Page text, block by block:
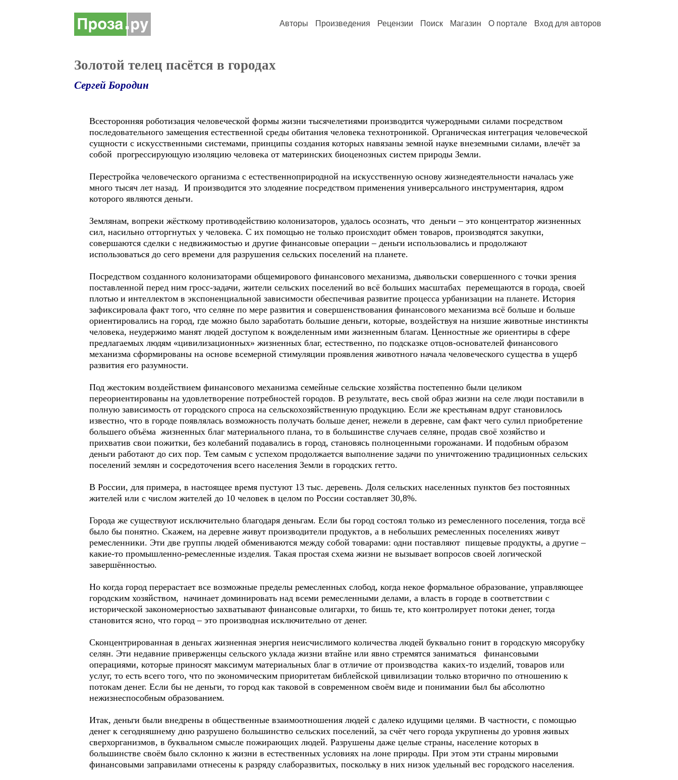
Авторы Произведения Рецензии Поиск Магазин О портале Вход для авторов
Золотой телец пасётся в городах
Сергей Бородин
Всесторонняя роботизация человеческой формы жизни тысячелетиями производится чужеродными силами посредством
последовательного замещения естественной среды обитания человека технотроникой. Органическая интеграция человеческой
сущности с искусственными системами, принципы создания которых навязаны земной науке внеземными силами, влечёт за
собой прогрессирующую изоляцию человека от материнских биоценозных систем природы Земли.
Перестройка человеческого организма с естественноприродной на искусственную основу жизнедеятельности началась уже
много тысяч лет назад. И производится это злодеяние посредством применения универсального инструментария, ядром
которого являются деньги.
Землянам, вопреки жёсткому противодействию колонизаторов, удалось осознать, что деньги – это концентратор жизненных
сил, насильно отторгнутых у человека. С их помощью не только происходит обмен товаров, производятся закупки,
совершаются сделки с недвижимостью и другие финансовые операции – деньги использовались и продолжают
использоваться до сего времени для разрушения сельских поселений на планете.
Посредством созданного колонизаторами общемирового финансового механизма, дьявольски совершенного с точки зрения
поставленной перед ним гросс-задачи, жители сельских поселений во всё больших масштабах перемещаются в города, своей
плотью и интеллектом в экспоненциальной зависимости обеспечивая развитие процесса урбанизации на планете. История
зафиксировала факт того, что селяне по мере развития и совершенствования финансового механизма всё больше и больше
ориентировались на город, где можно было заработать большие деньги, которые, воздействуя на низшие животные инстинкты
человека, неудержимо манят людей доступом к вожделенным ими жизненным благам. Ценностные же ориентиры в сфере
предлагаемых людям «цивилизационных» жизненных благ, естественно, по подсказке отцов-основателей финансового
механизма сформированы на основе всемерной стимуляции проявления животного начала человеческого существа в ущерб
развития его разумности.
Под жестоким воздействием финансового механизма семейные сельские хозяйства постепенно были целиком
переориентированы на удовлетворение потребностей городов. В результате, весь свой образ жизни на селе люди поставили в
полную зависимость от городского спроса на сельскохозяйственную продукцию. Если же крестьянам вдруг становилось
известно, что в городе появлялась возможность получать больше денег, нежели в деревне, сам факт чего сулил приобретение
большего объёма жизненных благ материального плана, то в большинстве случаев селяне, продав своё хозяйство и
прихватив свои пожитки, без колебаний подавались в город, становясь полноценными горожанами. И подобным образом
деньги работают до сих пор. Тем самым с успехом продолжается выполнение задачи по уничтожению традиционных сельских
поселений землян и сосредоточения всего населения Земли в городских гетто.
В России, для примера, в настоящее время пустуют 13 тыс. деревень. Доля сельских населенных пунктов без постоянных
жителей или с числом жителей до 10 человек в целом по России составляет 30,8%.
Города же существуют исключительно благодаря деньгам. Если бы город состоял только из ремесленного поселения, тогда всё
было бы понятно. Скажем, на деревне живут производители продуктов, а в небольших ремесленных поселениях живут
ремесленники. Эти две группы людей обмениваются между собой товарами: одни поставляют пищевые продукты, а другие –
какие-то промышленно-ремесленные изделия. Такая простая схема жизни не вызывает вопросов своей логической
завершённостью.
Но когда город перерастает все возможные пределы ремесленных слобод, когда некое формальное образование, управляющее
городским хозяйством, начинает доминировать над всеми ремесленными делами, а власть в городе в соответствии с
исторической закономерностью захватывают финансовые олигархи, то бишь те, кто контролирует потоки денег, тогда
становится ясно, что город – это производная исключительно от денег.
Сконцентрированная в деньгах жизненная энергия неисчислимого количества людей буквально гонит в городскую мясорубку
селян. Эти недавние приверженцы сельского уклада жизни втайне или явно стремятся заниматься финансовыми
операциями, которые приносят максимум материальных благ в отличие от производства каких-то изделий, товаров или
услуг, то есть всего того, что по экономическим приоритетам библейской цивилизации только вторично по отношению к
потокам денег. Если бы не деньги, то город как таковой в современном своём виде и понимании был бы абсолютно
нежизнеспособным образованием.
Итак, деньги были внедрены в общественные взаимоотношения людей с далеко идущими целями. В частности, с помощью
денег к сегодняшнему дню разрушено большинство сельских поселений, за счёт чего города укрупнены до уровня живых
сверхорганизмов, в буквальном смысле пожирающих людей. Разрушены даже целые страны, население которых в
большинстве своём было склонно к жизни в естественных условиях на лоне природы. При этом эти страны мировыми
финансовыми заправилами отнесены к разряду слаборазвитых, поскольку в них низок удельный вес городского населения.